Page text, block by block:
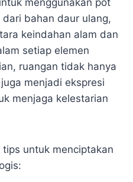
menggunakan pot
bahan daur ulang,
keindahan alam dan
setiap elemen
ruangan tidak hanya
menjadi ekspresi
menjaga kelestarian
untuk menciptakan